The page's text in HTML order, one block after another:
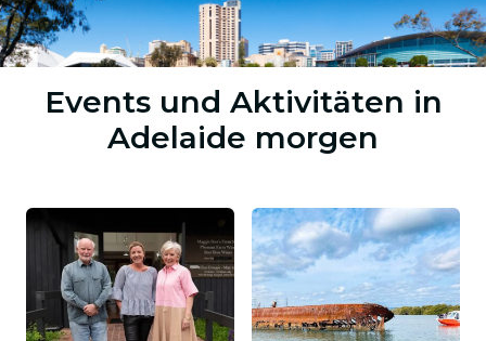
Events und Aktivitäten in
Adelaide morgen